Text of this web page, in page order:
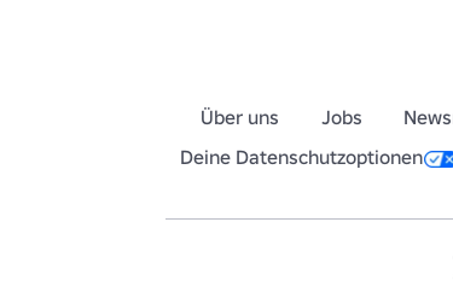
Über uns Jobs
Deine Datenschutzoptionen